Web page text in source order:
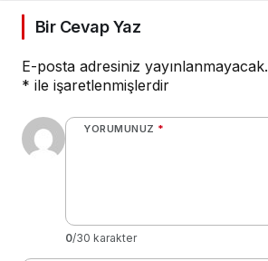
Bir Cevap Yaz
E-posta adresiniz yayınlanmayacak.
* ile işaretlenmişlerdir
YORUMUNUZ *
0/30 karakter